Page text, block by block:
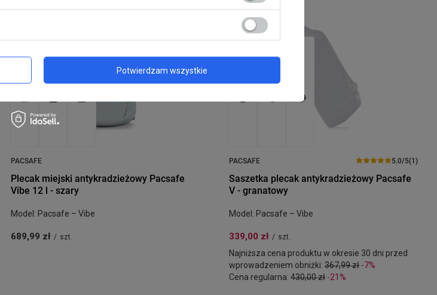
PACSAFE
Plecak miejski antykradzieżowy Pacsafe
Vibe 12 l - szary
Model: Pacsafe – Vibe
689,99 zł / szt.
PACSAFE 5.0/5(1)
Saszetka plecak antykradzieżowy Pacsafe
V - granatowy
Model: Pacsafe – Vibe
339,00 zł / szt.
Najniższa cena produktu w okresie 30 dni przed
wprowadzeniem obniżki: 367,99 zł -7%
Cena regularna: 430,00 zł -21%
Potwierdzam wszystkie